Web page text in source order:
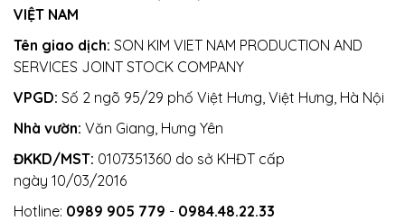
VIỆT NAM
Tên giao dịch: SON KIM VIET NAM PRODUCTION AND
SERVICES JOINT STOCK COMPANY
VPGD: Số 2 ngõ 95/29 phố Việt Hưng, Việt Hưng, Hà Nội
Nhà vườn: Văn Giang, Hưng Yên
ĐKKD/MST: 0107351360 do sở KHĐT cấp
ngày 10/03/2016
Hotline: 0989 905 779 - 0984.48.22.33